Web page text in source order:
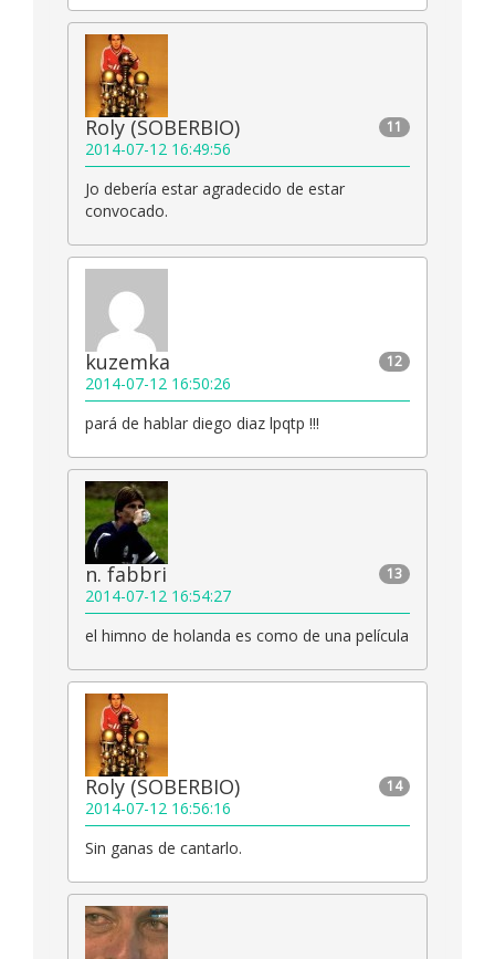
11
Roly (SOBERBIO)
2014-07-12 16:49:56
Jo debería estar agradecido de estar
convocado.
12
kuzemka
2014-07-12 16:50:26
pará de hablar diego diaz lpqtp !!!
13
n. fabbri
2014-07-12 16:54:27
el himno de holanda es como de una película
14
Roly (SOBERBIO)
2014-07-12 16:56:16
Sin ganas de cantarlo.